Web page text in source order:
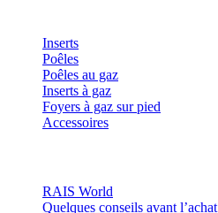
Inserts
Poêles
Poêles au gaz
Inserts à gaz
Foyers à gaz sur pied
Accessoires
RAIS World
Quelques conseils avant l’achat